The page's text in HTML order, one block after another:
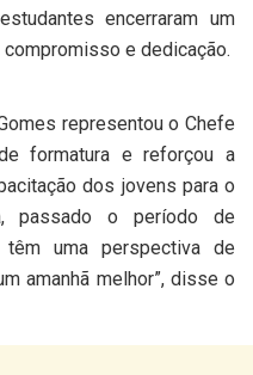
encerraram um
e dedicação.
representou o Chefe
formatura e reforçou a
dos jovens para o
passado o período de
têm uma perspectiva de
amanhã melhor”, disse o